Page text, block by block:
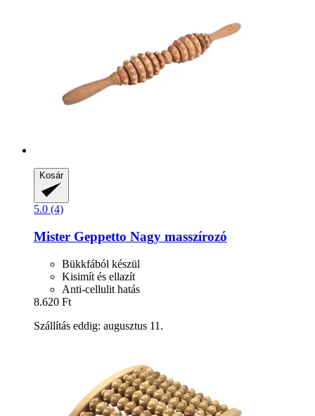
Kosár
5.0 (4)
Mister Geppetto Nagy masszírozó
Bükkfából készül
Kisimít és ellazít
Anti-cellulit hatás
8.620 Ft
Szállítás eddig: augusztus 11.